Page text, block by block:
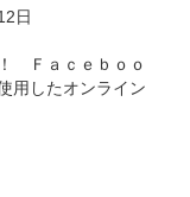
日
Ｆａｃｅｂｏｏ
用したオンライン